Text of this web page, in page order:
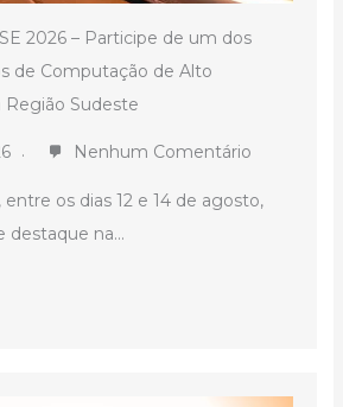
2026 – Participe de um dos
de Computação de Alto
Sudeste
Nenhum Comentário
entre os dias 12 e 14 de agosto,
destaque na...